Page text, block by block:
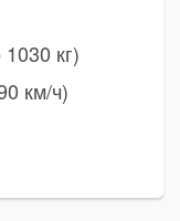
кг)
км/ч)